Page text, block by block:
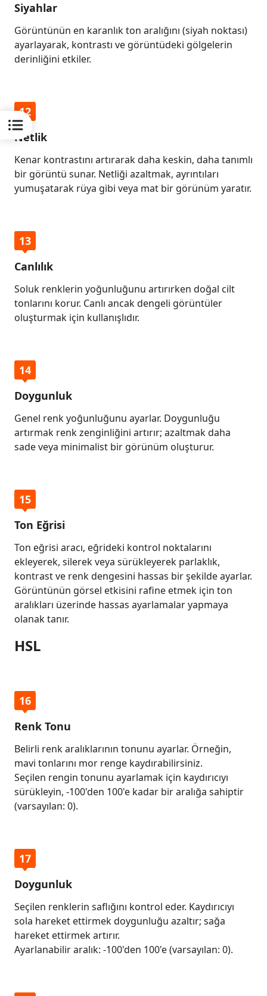
Siyahlar
Görüntünün en karanlık ton aralığını (siyah noktası)
ayarlayarak, kontrastı ve görüntüdeki gölgelerin
derinliğini etkiler.
12
Netlik
Kenar kontrastını artırarak daha keskin, daha tanımlı
bir görüntü sunar. Netliği azaltmak, ayrıntıları
yumuşatarak rüya gibi veya mat bir görünüm yaratır.
13
Canlılık
Soluk renklerin yoğunluğunu artırırken doğal cilt
tonlarını korur. Canlı ancak dengeli görüntüler
oluşturmak için kullanışlıdır.
14
Doygunluk
Genel renk yoğunluğunu ayarlar. Doygunluğu
artırmak renk zenginliğini artırır; azaltmak daha
sade veya minimalist bir görünüm oluşturur.
15
Ton Eğrisi
Ton eğrisi aracı, eğrideki kontrol noktalarını
ekleyerek, silerek veya sürükleyerek parlaklık,
kontrast ve renk dengesini hassas bir şekilde ayarlar.
Görüntünün görsel etkisini rafine etmek için ton
aralıkları üzerinde hassas ayarlamalar yapmaya
olanak tanır.
HSL
16
Renk Tonu
Belirli renk aralıklarının tonunu ayarlar. Örneğin,
mavi tonlarını mor renge kaydırabilirsiniz.
Seçilen rengin tonunu ayarlamak için kaydırıcıyı
sürükleyin, -100'den 100'e kadar bir aralığa sahiptir
(varsayılan: 0).
17
Doygunluk
Seçilen renklerin saflığını kontrol eder. Kaydırıcıyı
sola hareket ettirmek doygunluğu azaltır; sağa
hareket ettirmek artırır.
Ayarlanabilir aralık: -100'den 100'e (varsayılan: 0).